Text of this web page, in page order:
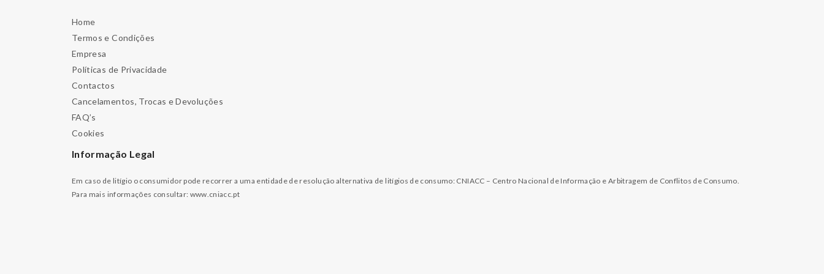
Home
Termos e Condições
Empresa
Políticas de Privacidade
Contactos
Cancelamentos, Trocas e Devoluções
FAQ’s
Cookies
Informação Legal
Em caso de litígio o consumidor pode recorrer a uma entidade de resolução alternativa de litígios de consumo: CNIACC – Centro Nacional de Informação e Arbitragem de Conflitos de Consumo.
Para mais informações consultar: www.cniacc.pt